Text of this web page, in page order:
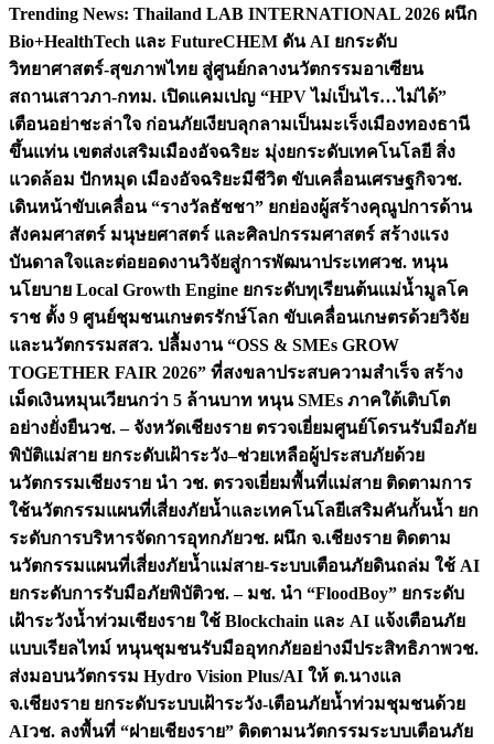
Trending News: Thailand LAB INTERNATIONAL 2026 ผนึก
Bio+HealthTech และ FutureCHEM ดัน AI ยกระดับ
วิทยาศาสตร์-สุขภาพไทย สู่ศูนย์กลางนวัตกรรมอาเซียน
สถานเสาวภา-กทม. เปิดแคมเปญ “HPV ไม่เป็นไร…ไม่ได้”
เตือนอย่าชะล่าใจ ก่อนภัยเงียบลุกลามเป็นมะเร็งเมืองทองธานี
ขึ้นแท่น เขตส่งเสริมเมืองอัจฉริยะ มุ่งยกระดับเทคโนโลยี สิ่ง
แวดล้อม ปักหมุด เมืองอัจฉริยะมีชีวิต ขับเคลื่อนเศรษฐกิจวช.
เดินหน้าขับเคลื่อน “รางวัลธัชชา” ยกย่องผู้สร้างคุณูปการด้าน
สังคมศาสตร์ มนุษยศาสตร์ และศิลปกรรมศาสตร์ สร้างแรง
บันดาลใจและต่อยอดงานวิจัยสู่การพัฒนาประเทศวช. หนุน
นโยบาย Local Growth Engine ยกระดับทุเรียนต้นแม่น้ำมูลโค
ราช ตั้ง 9 ศูนย์ชุมชนเกษตรรักษ์โลก ขับเคลื่อนเกษตรด้วยวิจัย
และนวัตกรรมสสว. ปลื้มงาน “OSS & SMEs GROW
TOGETHER FAIR 2026” ที่สงขลาประสบความสำเร็จ สร้าง
เม็ดเงินหมุนเวียนกว่า 5 ล้านบาท หนุน SMEs ภาคใต้เติบโต
อย่างยั่งยืนวช. – จังหวัดเชียงราย ตรวจเยี่ยมศูนย์โดรนรับมือภัย
พิบัติแม่สาย ยกระดับเฝ้าระวัง–ช่วยเหลือผู้ประสบภัยด้วย
นวัตกรรมเชียงราย นำ วช. ตรวจเยี่ยมพื้นที่แม่สาย ติดตามการ
ใช้นวัตกรรมแผนที่เสี่ยงภัยน้ำและเทคโนโลยีเสริมคันกั้นน้ำ ยก
ระดับการบริหารจัดการอุทกภัยวช. ผนึก จ.เชียงราย ติดตาม
นวัตกรรมแผนที่เสี่ยงภัยน้ำแม่สาย-ระบบเตือนภัยดินถล่ม ใช้ AI
ยกระดับการรับมือภัยพิบัติวช. – มช. นำ “FloodBoy” ยกระดับ
เฝ้าระวังน้ำท่วมเชียงราย ใช้ Blockchain และ AI แจ้งเตือนภัย
แบบเรียลไทม์ หนุนชุมชนรับมืออุทกภัยอย่างมีประสิทธิภาพวช.
ส่งมอบนวัตกรรม Hydro Vision Plus/AI ให้ ต.นางแล
จ.เชียงราย ยกระดับระบบเฝ้าระวัง-เตือนภัยน้ำท่วมชุมชนด้วย
AIวช. ลงพื้นที่ “ฝายเชียงราย” ติดตามนวัตกรรมระบบเตือนภัย